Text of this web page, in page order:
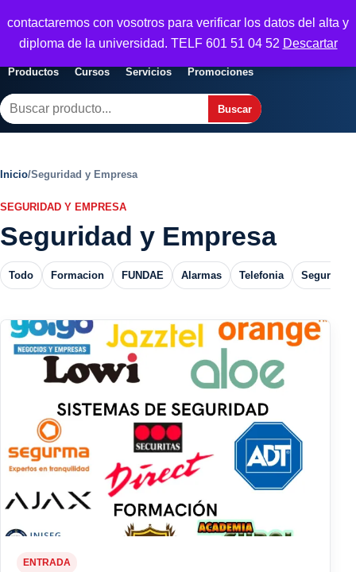
contactaremos con vosotros para verificar los datos del alta y
diploma de la universidad. TELF 601 51 04 52 Descartar
Seguridad y Empresa
empresas
Abrir menu
Productos Cursos Servicios Promociones
Buscar
Buscar
Inicio/Seguridad y Empresa
SEGURIDAD Y EMPRESA
Seguridad y Empresa
Todo Formacion FUNDAE Alarmas Telefonia Seguros
ENTRADA